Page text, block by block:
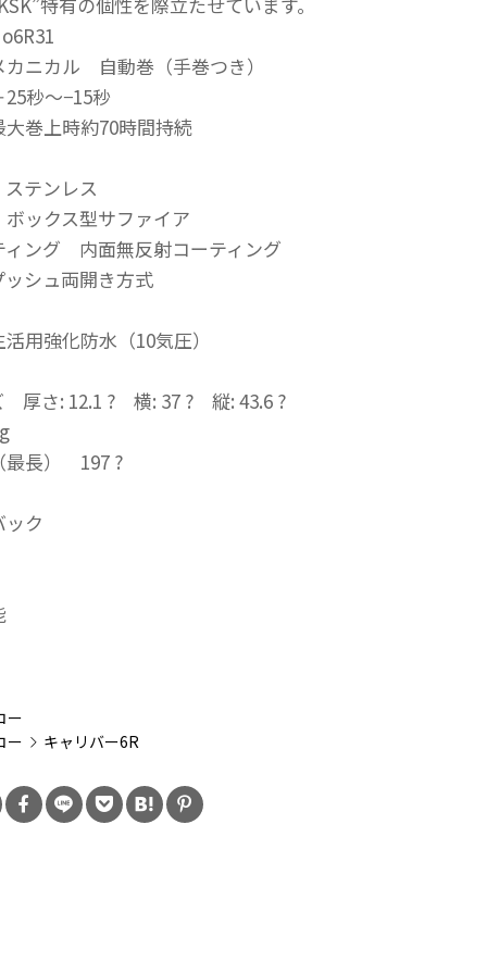
ニカル 自動巻（手巻つき）
秒〜−15秒
巻上時約70時間持続
テンレス
ックス型サファイア
ィング 内面無反射コーティング
シュ両開き方式
用強化防水（10気圧）
厚さ: 12.1 ? 横: 37 ? 縦: 43.6 ?
最長） 197 ?
ク
ー
ー
キャリバー6R